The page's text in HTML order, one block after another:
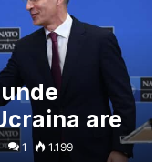
are
de
1 1.199